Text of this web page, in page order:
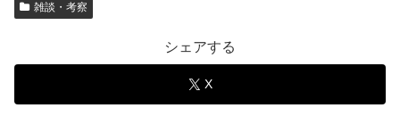
雑談・考察
シェアする
X